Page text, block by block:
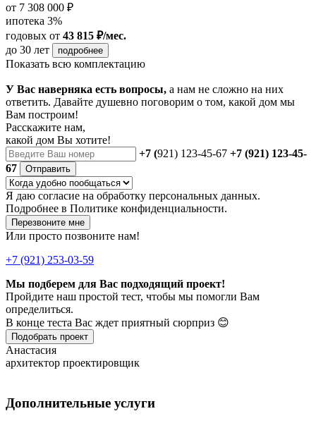
от 7 308 000 ₽
ипотека 3%
годовых от 43 815 ₽/мес.
до 30 лет
подробнее
Показать всю комплектацию
У Вас наверняка есть вопросы, а нам не сложно на них
ответить. Давайте душевно поговорим о том, какой дом мы
Вам построим!
Расскажите нам,
какой дом Вы хотите!
+7 (921) 123-45-67 +7 (921) 123-45-
67
Отправить
Я даю согласие на обработку персональных данных.
Подробнее в Политике конфиденциальности.
Перезвоните мне
Или просто позвоните нам!
+7 (921) 253-03-59
Мы подберем для Вас подходящий проект!
Пройдите наш простой тест, чтобы мы помогли Вам
определиться.
В конце теста Вас ждет приятный сюрприз 😊
Подобрать проект
Анастасия
архитектор проектировщик
Дополнительные услуги